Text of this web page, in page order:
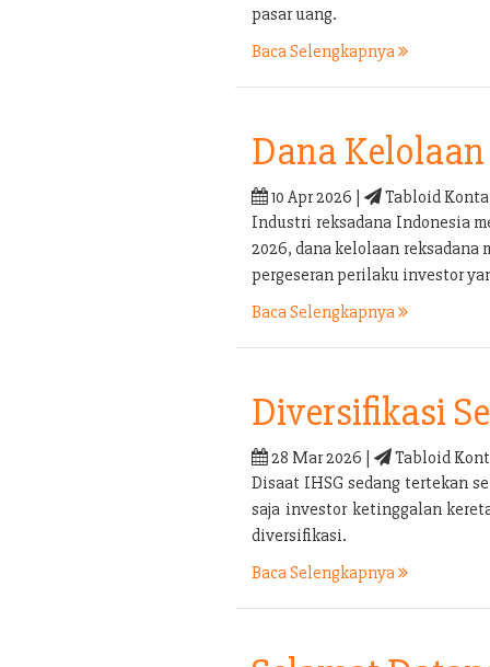
pasar uang.
Baca Selengkapnya
Dana
10 Apr 2026 |
Tabloid
Industri reksadana Indonesia
2026, dana kelolaan
pergeseran perilaku investor
Baca Selengkapnya
Diversifikasi
28 Mar 2026 |
Tabloid
Disaat IHSG sedang tertekan
saja investor ketinggalan
diversifikasi.
Baca Selengkapnya